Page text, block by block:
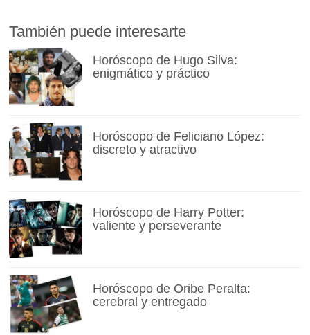
También puede interesarte
Horóscopo de Hugo Silva:
enigmático y práctico
Horóscopo de Feliciano López:
discreto y atractivo
Horóscopo de Harry Potter:
valiente y perseverante
Horóscopo de Oribe Peralta:
cerebral y entregado